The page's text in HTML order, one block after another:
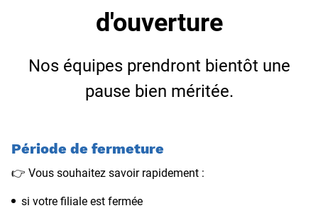
d'ouverture
Nos équipes prendront bientôt une
pause bien méritée.
Période de fermeture
👉 Vous souhaitez savoir rapidement :
si votre filiale est fermée